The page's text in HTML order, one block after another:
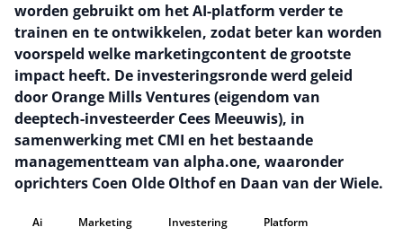
worden gebruikt om het AI-platform verder te
trainen en te ontwikkelen, zodat beter kan worden
voorspeld welke marketingcontent de grootste
impact heeft. De investeringsronde werd geleid
door Orange Mills Ventures (eigendom van
deeptech-investeerder Cees Meeuwis), in
samenwerking met CMI en het bestaande
managementteam van alpha.one, waaronder
oprichters Coen Olde Olthof en Daan van der Wiele.
Ai Marketing Investering Platform